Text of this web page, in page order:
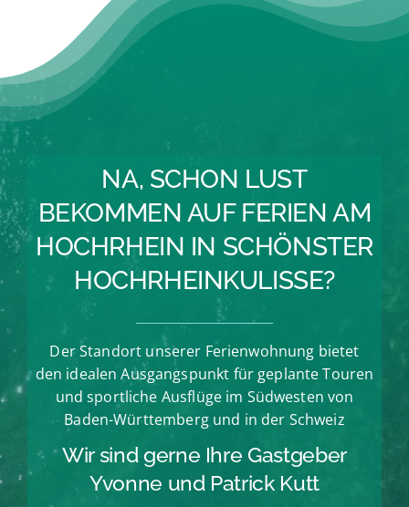
NA, SCHON LUST
BEKOMMEN AUF FERIEN AM
HOCHRHEIN IN SCHÖNSTER
HOCHRHEINKULISSE?
Der Standort unserer Ferienwohnung bietet
den idealen Ausgangspunkt für geplante Touren
und sportliche Ausflüge im Südwesten von
Baden-Württemberg und in der Schweiz
Wir sind gerne Ihre Gastgeber
Yvonne und Patrick Kutt